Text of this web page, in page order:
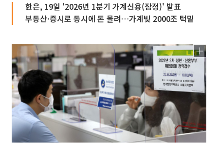
한은, 19일 '2026년 1분기 가계신용(잠정)' 발표
부동산·증시로 동시에 돈 몰려…가계빚 2000조 턱밑